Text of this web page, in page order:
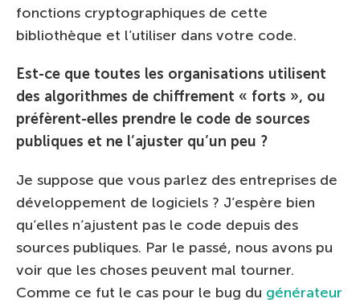
fonctions cryptographiques de cette
bibliothèque et l’utiliser dans votre code.
Est-ce que toutes les organisations utilisent
des algorithmes de chiffrement « forts », ou
préfèrent-elles prendre le code de sources
publiques et ne l’ajuster qu’un peu ?
Je suppose que vous parlez des entreprises de
développement de logiciels ? J’espère bien
qu’elles n’ajustent pas le code depuis des
sources publiques. Par le passé, nous avons pu
voir que les choses peuvent mal tourner.
Comme ce fut le cas pour le bug du générateur